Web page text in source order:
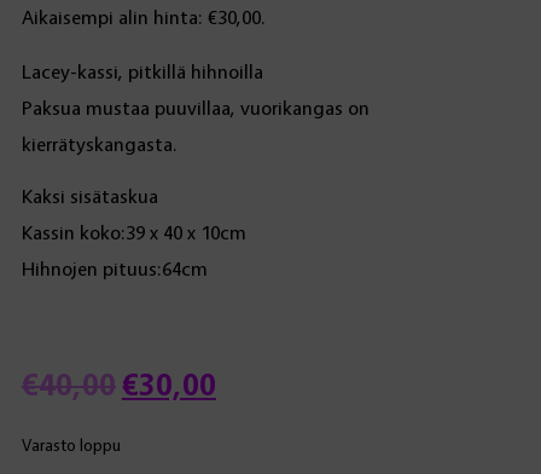
5:stä
perustuen
arvotukseen.
€40,00Alkuperäinen
€30,00Nykyinen
Aikaisempi alin hinta: €30,00.
Lacey-kassi, pitkillä hihnoilla
Paksua mustaa puuvillaa, vuorikangas on
kierrätyskangasta.
Kaksi sisätaskua
Kassin koko:39 x 40 x 10cm
Hihnojen pituus:64cm
Varasto loppu